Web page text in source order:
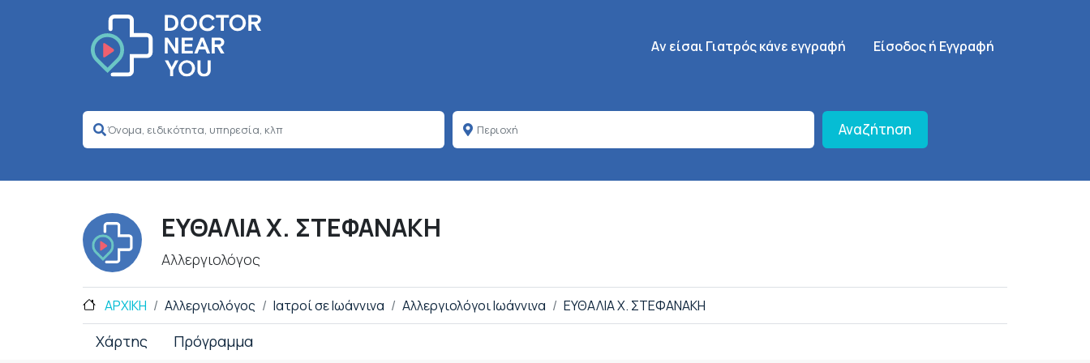
Κεντρική πλοήγηση
Aν είσαι Γιατρός κάνε εγγραφή SignUp Menu
Είσοδος ή Εγγραφή
Αναζήτηση
ΕΥΘΑΛΙΑ Χ. ΣΤΕΦΑΝΑΚΗ
Αλλεργιολόγος
ΑΡΧΙΚΗ Αλλεργιολόγος Ιατροί σε Ιωάννινα Αλλεργιολόγοι Ιωάννινα ΕΥΘΑΛΙΑ Χ. ΣΤΕΦΑΝΑΚΗ
Χάρτης Πρόγραμμα